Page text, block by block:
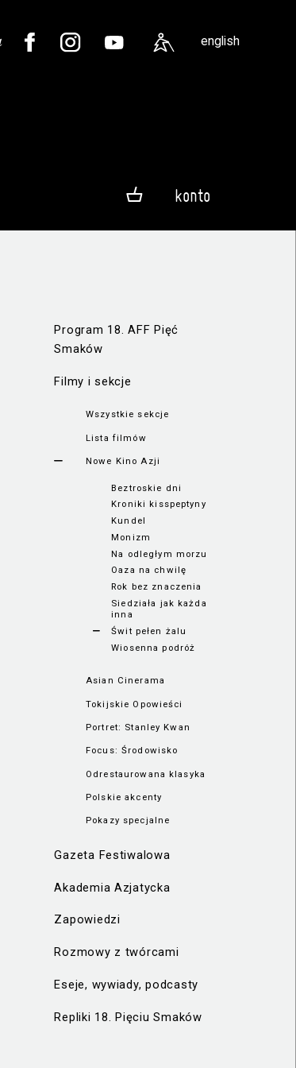
english
konto
Program 18. AFF Pięć
Smaków
Filmy i sekcje
Wszystkie sekcje
Lista filmów
Nowe Kino Azji
Beztroskie dni
Kroniki kisspeptyny
Kundel
Monizm
Na odległym morzu
Oaza na chwilę
Rok bez znaczenia
Siedziała jak każda
inna
Świt pełen żalu
Wiosenna podróż
Asian Cinerama
Tokijskie Opowieści
Portret: Stanley Kwan
Focus: Środowisko
Odrestaurowana klasyka
Polskie akcenty
Pokazy specjalne
Gazeta Festiwalowa
Akademia Azjatycka
Zapowiedzi
Rozmowy z twórcami
Eseje, wywiady, podcasty
Repliki 18. Pięciu Smaków